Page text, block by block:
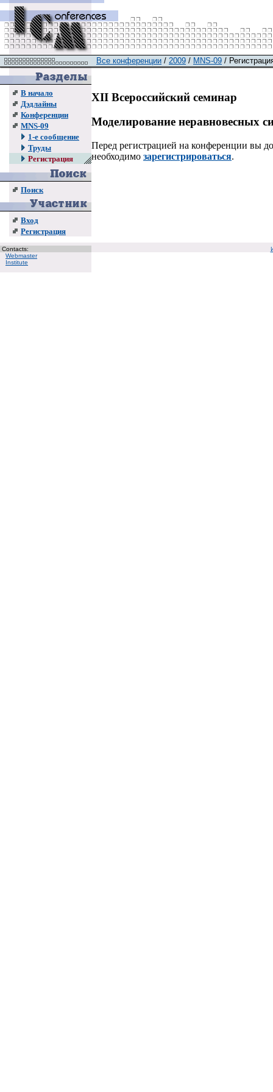
В начало
Дэдлайны
Конференции
MNS-09
1-е сообщение
Труды
Регистрация
Поиск
Вход
Регистрация
Все конференции / 2009 / MNS-09 /
XII Всероссийский семинар
Моделирование неравновесных
Перед регистрацией на конференции вы
необходимо зарегистрироваться.
Contacts:
Webmaster
Institute